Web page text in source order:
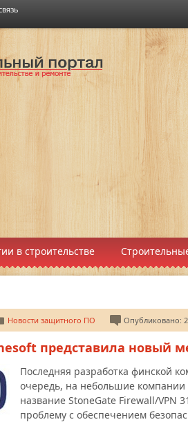
в строительстве
Новости защитного ПО Опубликовано:
представила новый
Последняя разработка финской
очередь, на небольшие
название StoneGate Firewall/VPN
проблему с обеспечением